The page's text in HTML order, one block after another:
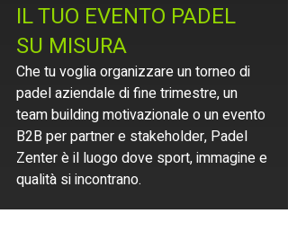
IL TUO EVENTO PADEL
SU MISURA
Che tu voglia organizzare un torneo di
padel aziendale di fine trimestre, un
team building motivazionale o un evento
B2B per partner e stakeholder, Padel
Zenter è il luogo dove sport, immagine e
qualità si incontrano.